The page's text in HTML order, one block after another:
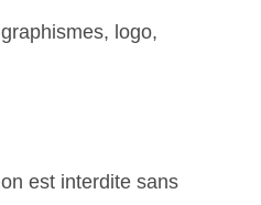
logo,
est interdite sans